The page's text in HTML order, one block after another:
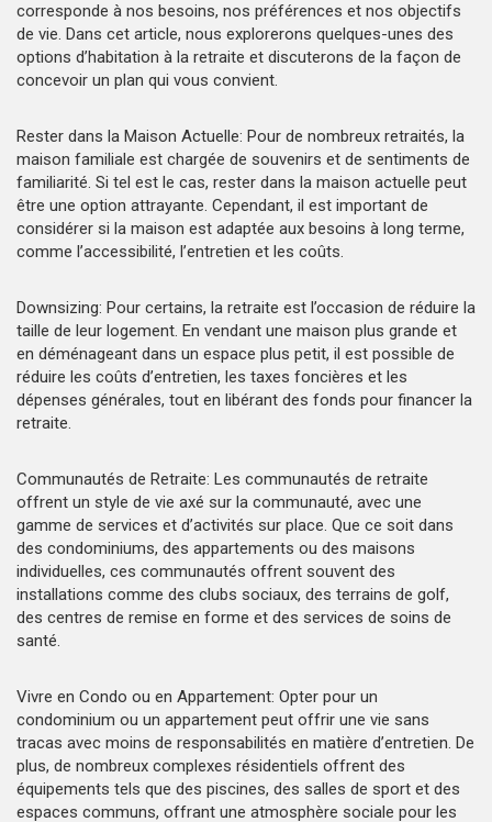
corresponde à nos besoins, nos préférences et nos objectifs
de vie. Dans cet article, nous explorerons quelques-unes des
options d’habitation à la retraite et discuterons de la façon de
concevoir un plan qui vous convient.
Rester dans la Maison Actuelle: Pour de nombreux retraités, la
maison familiale est chargée de souvenirs et de sentiments de
familiarité. Si tel est le cas, rester dans la maison actuelle peut
être une option attrayante. Cependant, il est important de
considérer si la maison est adaptée aux besoins à long terme,
comme l’accessibilité, l’entretien et les coûts.
Downsizing: Pour certains, la retraite est l’occasion de réduire la
taille de leur logement. En vendant une maison plus grande et
en déménageant dans un espace plus petit, il est possible de
réduire les coûts d’entretien, les taxes foncières et les
dépenses générales, tout en libérant des fonds pour financer la
retraite.
Communautés de Retraite: Les communautés de retraite
offrent un style de vie axé sur la communauté, avec une
gamme de services et d’activités sur place. Que ce soit dans
des condominiums, des appartements ou des maisons
individuelles, ces communautés offrent souvent des
installations comme des clubs sociaux, des terrains de golf,
des centres de remise en forme et des services de soins de
santé.
Vivre en Condo ou en Appartement: Opter pour un
condominium ou un appartement peut offrir une vie sans
tracas avec moins de responsabilités en matière d’entretien. De
plus, de nombreux complexes résidentiels offrent des
équipements tels que des piscines, des salles de sport et des
espaces communs, offrant une atmosphère sociale pour les